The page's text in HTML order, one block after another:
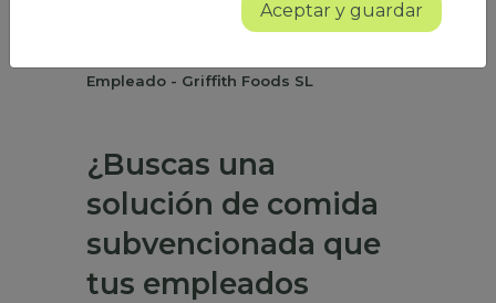
tengo comida asegurada de manera fácil,
me gusta. Creo que el servicio es eficiente y
Empleado - Griffith Foods SL
¿Buscas una
solución de comida
subvencionada que
tus empleados
Aceptar y guardar